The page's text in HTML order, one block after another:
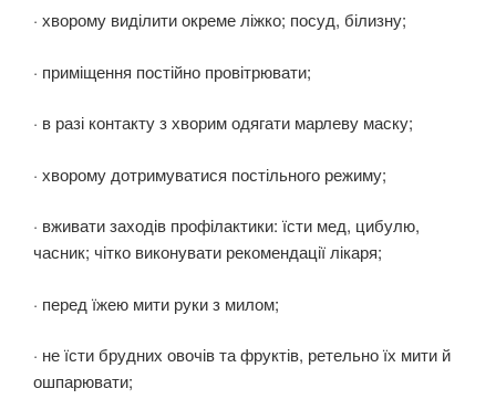
· хворому виділити окреме ліжко; посуд, білизну;
· приміщення постійно провітрювати;
· в разі контакту з хворим одягати марлеву маску;
· хворому дотримуватися постільного режиму;
· вживати заходів профілактики: їсти мед, цибулю,
часник; чітко виконувати рекомендації лікаря;
· перед їжею мити руки з милом;
· не їсти брудних овочів та фруктів, ретельно їх мити й
ошпарювати;